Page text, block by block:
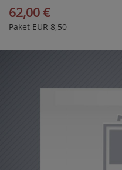
62,00 €
Paket EUR 8,50